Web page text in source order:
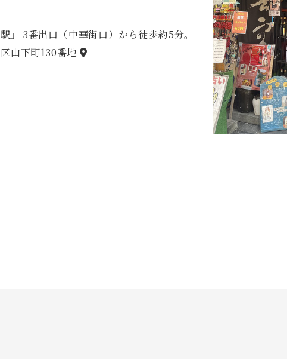
』 3番出口（中華街口）から徒歩約5分。
山下町130番地